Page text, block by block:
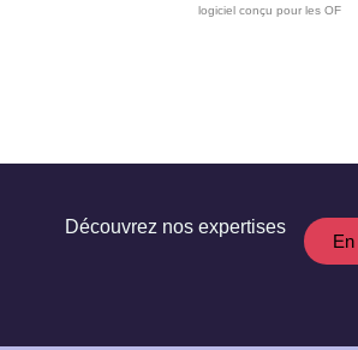
logiciel conçu pour les OF
Découvrez nos expertises